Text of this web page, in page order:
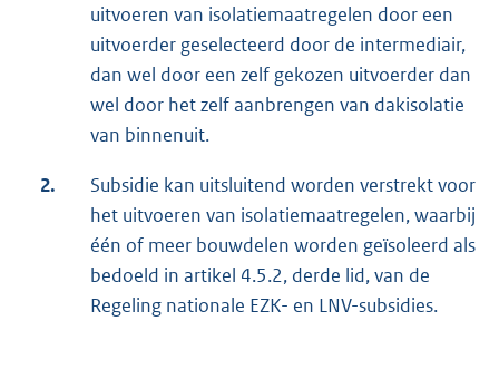
uitvoeren van isolatiemaatregelen door een
uitvoerder geselecteerd door de intermediair,
dan wel door een zelf gekozen uitvoerder dan
wel door het zelf aanbrengen van dakisolatie
van binnenuit.
2.
Subsidie kan uitsluitend worden verstrekt voor
het uitvoeren van isolatiemaatregelen, waarbij
één of meer bouwdelen worden geïsoleerd als
bedoeld in artikel 4.5.2, derde lid, van de
Regeling nationale EZK- en LNV-subsidies.